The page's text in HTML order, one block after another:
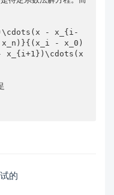
- x_0)
的